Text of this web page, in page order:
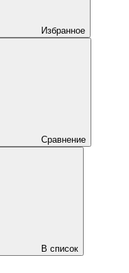
Избранное
Сравнение
В список